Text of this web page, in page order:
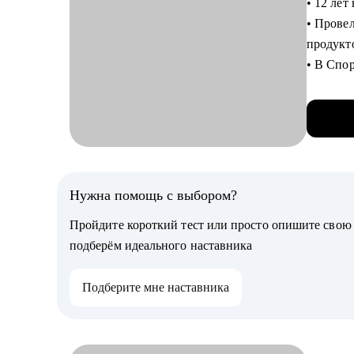
•
•
•
•
• Провел 70+
• В
• В VK отвечал за направления
•
Нужна помощь с выбором?
Пройдите короткий тест или просто опишите
подберём идеального наставника
Подберите мне наставника